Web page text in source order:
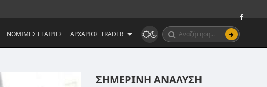
ΝΟΜΙΜΕΣ ΕΤΑΙΡΙΕΣ ΑΡΧΑΡΙΟΣ TRADER
ΣΗΜΕΡΙΝΗ ΑΝΑΛΥΣΗ